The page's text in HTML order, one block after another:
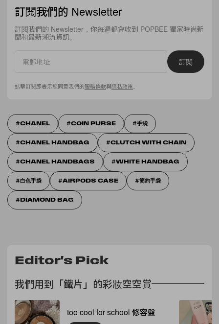
訂閱我們的 Newsletter
訂閱我們的 Newsletter，你每週都會收到 POPBEE 獨家時尚新
聞和最新潮流資訊。
訂閱
點擊訂閱即表示您同意我們的服務條款與隱私政策
CHANEL COIN PURSE 手袋
CHANEL HANDBAG CLUTCH WITH CHAIN
CHANEL HANDBAGS WHITE HANDBAG
白色手袋 AIRPODS CASE 簡約手袋
DIAMOND BAG
Editor's Pick
我們用到「鐵片」的彩妝空空賞
too cool for school 修容盤